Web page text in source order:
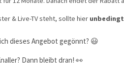
& Live-TV steht, sollte hier
dieses Angebot gegönnt? 😃
Dann bleibt dran! 👀